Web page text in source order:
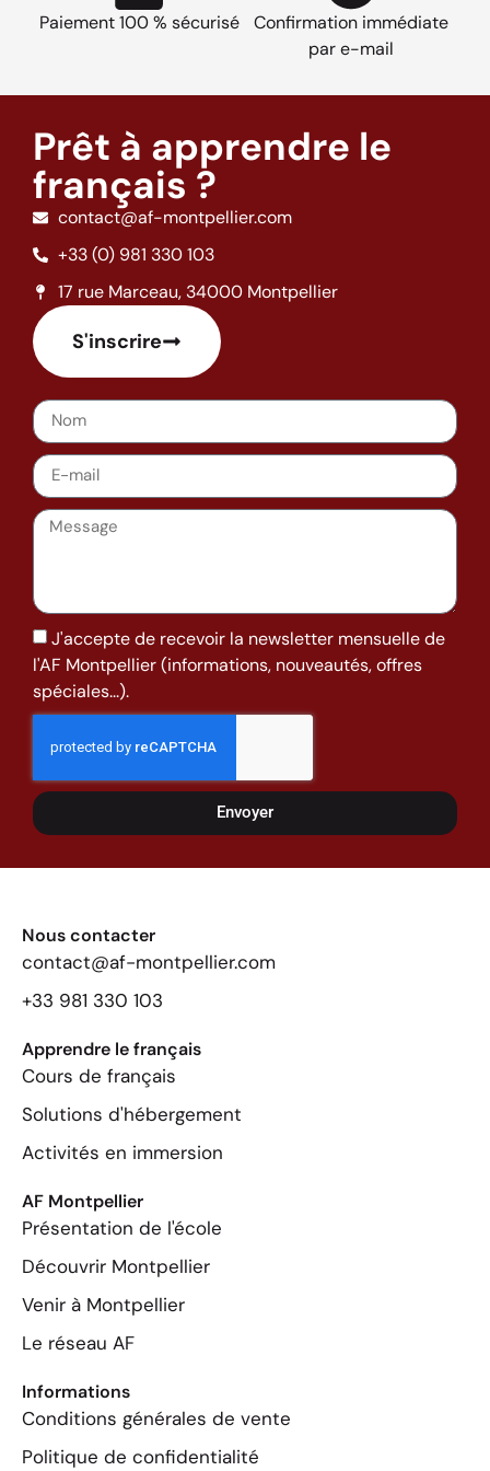
Paiement 100 % sécurisé
Confirmation immédiate
par e-mail
Prêt à apprendre le
français ?
contact@af-montpellier.com
+33 (0) 981 330 103
17 rue Marceau, 34000 Montpellier
S'inscrire
J'accepte de recevoir la newsletter mensuelle de
l'AF Montpellier (informations, nouveautés, offres
spéciales...).
Envoyer
Nous contacter
contact@af-montpellier.com
+33 981 330 103
Apprendre le français
Cours de français
Solutions d'hébergement
Activités en immersion
AF Montpellier
Présentation de l'école
Découvrir Montpellier
Venir à Montpellier
Le réseau AF
Informations
Conditions générales de vente
Politique de confidentialité